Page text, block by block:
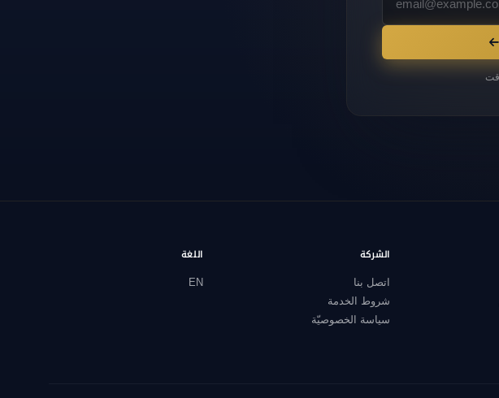
الشركة
اتصل بنا
شروط الخدمة
سياسة الخصوصيّة
اللغة
EN